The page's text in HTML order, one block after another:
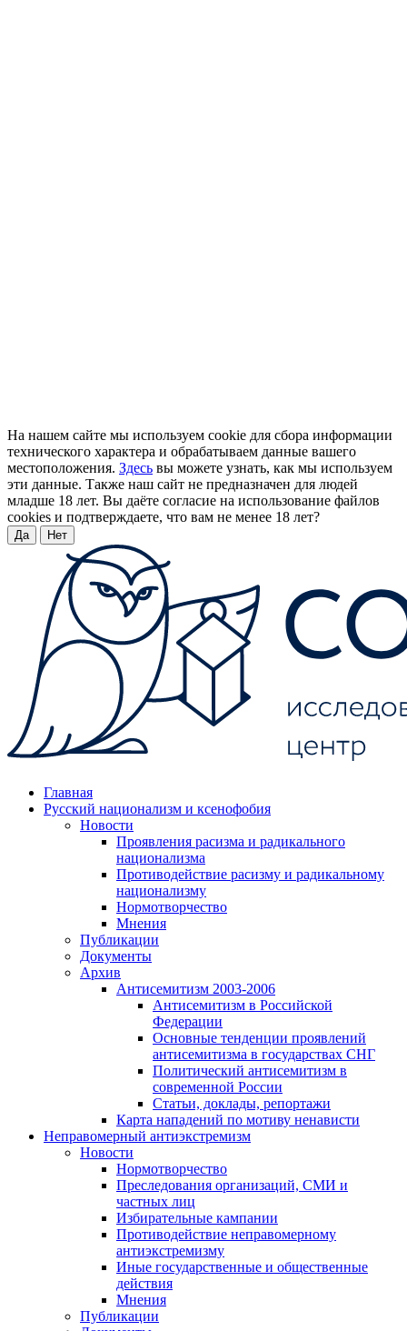
На нашем сайте мы используем cookie для сбора информации
технического характера и обрабатываем данные вашего
местоположения. Здесь вы можете узнать, как мы используем
эти данные. Также наш сайт не предназначен для людей
младше 18 лет. Вы даёте согласие на использование файлов
cookies и подтверждаете, что вам не менее 18 лет?
Да Нет
Главная
Русский национализм и ксенофобия
Новости
Проявления расизма и радикального
национализма
Противодействие расизму и радикальному
национализму
Нормотворчество
Мнения
Публикации
Документы
Архив
Антисемитизм 2003-2006
Антисемитизм в Российской
Федерации
Основные тенденции проявлений
антисемитизма в государствах СНГ
Политический антисемитизм в
современной России
Статьи, доклады, репортажи
Карта нападений по мотиву ненависти
Неправомерный антиэкстремизм
Новости
Нормотворчество
Преследования организаций, СМИ и
частных лиц
Избирательные кампании
Противодействие неправомерному
антиэкстремизму
Иные государственные и общественные
действия
Мнения
Публикации